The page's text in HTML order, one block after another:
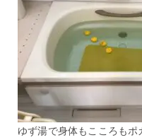
ゆず湯で身体もこころも